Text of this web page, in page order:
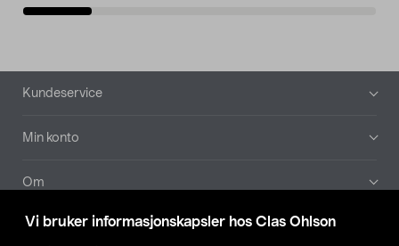
Vi bruker informasjonskapsler hos Clas Ohlson
Bunntekst
Kundeservice
Min konto
Om
Aktuelt